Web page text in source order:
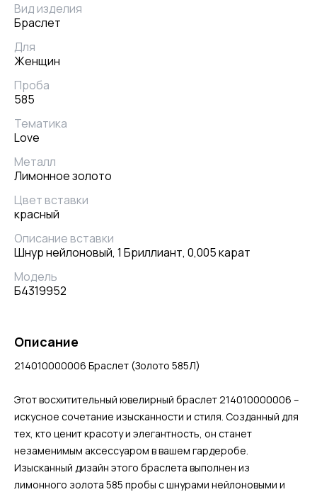
Вид изделия
Браслет
Для
Женщин
Проба
585
Тематика
Love
Металл
Лимонное золото
Цвет вставки
красный
Описание вставки
Шнур нейлоновый, 1 Бриллиант, 0,005 карат
Модель
Б4319952
Описание
214010000006 Браслет (Золото 585Л)
Этот восхитительный ювелирный браслет 214010000006 –
искусное сочетание изысканности и стиля. Созданный для
тех, кто ценит красоту и элегантность, он станет
незаменимым аксессуаром в вашем гардеробе.
Изысканный дизайн этого браслета выполнен из
лимонного золота 585 пробы с шнурами нейлоновыми и